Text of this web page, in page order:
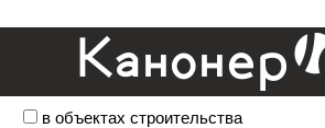
в объектах строительства